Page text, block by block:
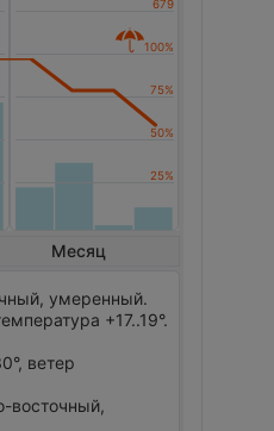
Месяц
умеренный.
+17..19°.
ветер
восточный,